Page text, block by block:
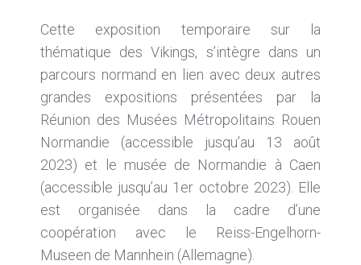
Cette exposition temporaire sur la
thématique des Vikings, s’intègre dans un
parcours normand en lien avec deux autres
grandes expositions présentées par la
Réunion des Musées Métropolitains Rouen
Normandie (accessible jusqu’au 13 août
2023) et le musée de Normandie à Caen
(accessible jusqu’au 1er octobre 2023). Elle
est organisée dans la cadre d’une
coopération avec le Reiss-Engelhorn-
Museen de Mannhein (Allemagne).